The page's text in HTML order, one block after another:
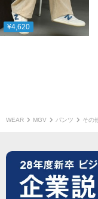
¥4,620
WEAR MGV パンツ その